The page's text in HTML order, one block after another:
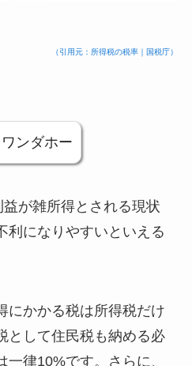
（引用元：所得税の税率｜国税庁）
ンダホー
が雑所得とされる現状
利になりやすいといえる
にかかる税は所得税だけ
として住民税も納める必
律10%です。さらに、